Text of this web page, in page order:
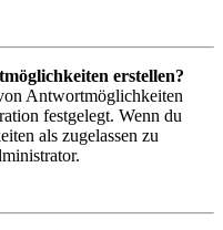
erstellen?
Antwortmöglichkeiten
festgelegt. Wenn du
als zugelassen zu